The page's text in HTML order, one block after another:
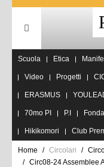
Scuola Etica
Video Progetti
ERASMUS
70mo PI P.I
Hikikomori Club
Home Circolari
Circ08-24 Assemblee